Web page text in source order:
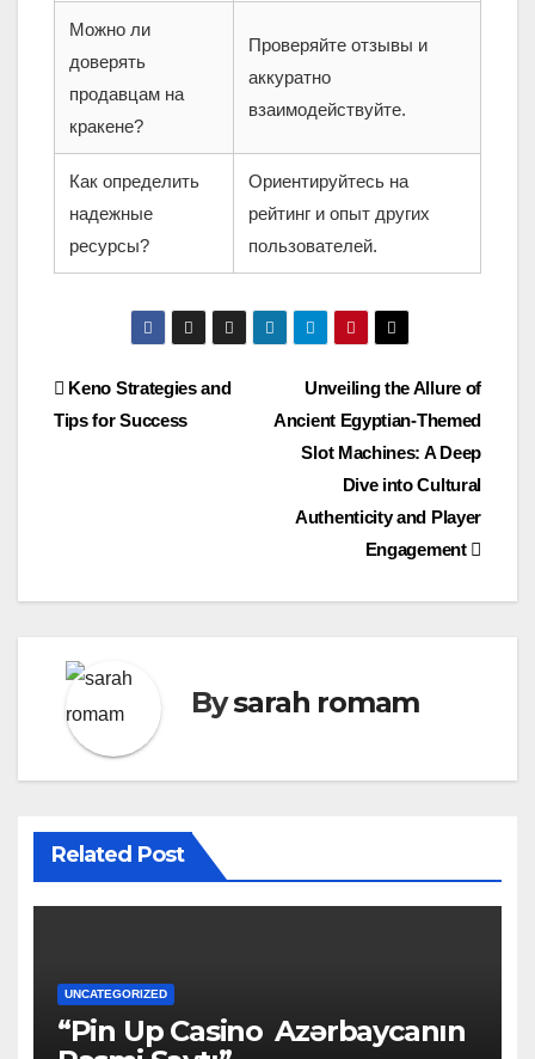
Можно ли
доверять
продавцам на
кракене?
Проверяйте отзывы и
аккуратно
взаимодействуйте.
Как определить
надежные
ресурсы?
Ориентируйтесь на
рейтинг и опыт других
пользователей.
Post
navigation
Unveiling the Allure of
Ancient Egyptian-Themed
Slot Machines: A Deep
Dive into Cultural
Authenticity and Player
Engagement
Keno Strategies and
Tips for Success
Bysarah romam
Related Post
UNCATEGORIZED
“Pin Up Casino ️ Azərbaycanın